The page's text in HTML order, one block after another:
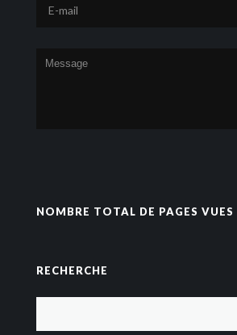
NOMBRE TOTAL DE PAGES VUES
RECHERCHE